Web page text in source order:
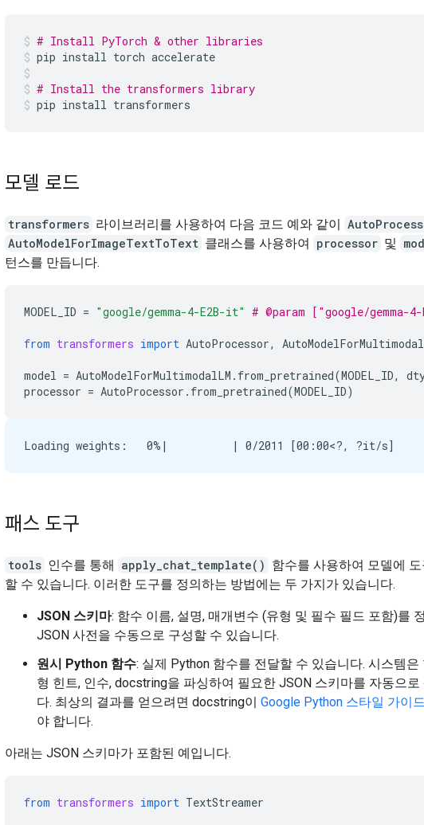
# Install PyTorch & other libraries
pip install torch accelerate
# Install the transformers library
pip install transformers
모델 로드
transformers 라이브러리를 사용하여 다음 코드 예와 같이
AutoModelForImageTextToText 클래스를 사용하여 processor 및
턴스를 만듭니다.
MODEL_ID = "google/gemma-4-E2B-it" # @param ["google/
from transformers import AutoProcessor,
model = AutoModelForMultimodalLM . from_pretrained(MODEL_ID,
processor = AutoProcessor . from_pretrained(MODEL_ID)
패스 도구
tools 인수를 통해 apply_chat_template() 함수를 사용하여 모델에
할 수 있습니다. 이러한 도구를 정의하는 방법에는 두 가지가 있습니다.
JSON 스키마: 함수 이름, 설명, 매개변수 (유형 및 필수 필드 포함)를
JSON 사전을 수동으로 구성할 수 있습니다.
원시 Python 함수: 실제 Python 함수를 전달할 수 있습니다. 시스템은
형 힌트, 인수, docstring을 파싱하여 필요한 JSON 스키마를 자동으로
다. 최상의 결과를 얻으려면 docstring이 Google Python 스타일 가이드
야 합니다.
아래는 JSON 스키마가 포함된 예입니다.
from transformers import TextStreamer